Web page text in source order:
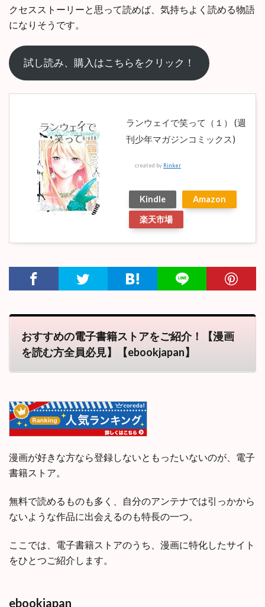
クセスストーリーと思って読めば、気持ちよく読める物語
になりそうです。
試し読み、購入はこちらをクリック！
ランウェイで笑って（１） (週
刊少年マガジンコミックス)
created by Rinker
Kindle
Amazon
楽天市場
おすすめの電子書籍ストアをご紹介！【漫画
を読む方全員必見】【ebookjapan】
漫画が好きな方なら登録しないともったいないのが、電子
書籍ストア。
無料で読めるものも多く、自分のアンテナでは引っかから
ないような作品に出会えるのも特長の一つ。
ここでは、電子書籍ストアのうち、漫画に特化したサイト
をひとつご紹介します。
ebookjapan